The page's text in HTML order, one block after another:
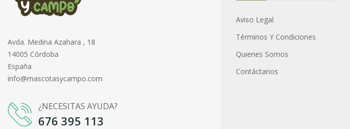
Avda. Medina Azahara , 18
14005 Córdoba
España
info@mascotasycampo.com
¿NECESITAS AYUDA?
676 395 113
Aviso Legal
Términos Y Condiciones
Quienes Somos
Contáctanos